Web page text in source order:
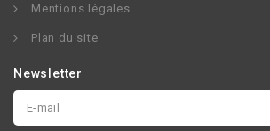
Mentions légales
Plan du site
Newsletter